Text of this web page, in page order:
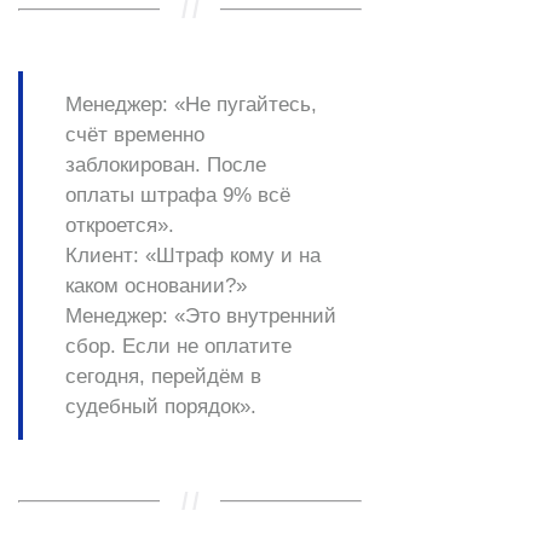
Менеджер: «Не пугайтесь,
счёт временно
заблокирован. После
оплаты штрафа9% всё
откроется».
Клиент: «Штраф кому и на
каком основании?»
Менеджер: «Это внутренний
сбор. Если не оплатите
сегодня, перейдём в
судебный порядок».